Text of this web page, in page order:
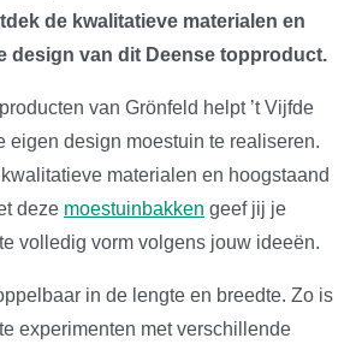
de kwalitatieve materialen en
design van dit Deense topproduct.
van Grönfeld helpt ’t Vijfde
eigen design moestuin te realiseren.
kwalitatieve materialen en hoogstaand
deze moestuinbakken geef jij je
volledig vorm volgens jouw ideeën.
in de lengte en breedte. Zo is
experimenten met verschillende